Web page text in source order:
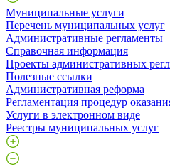
Муниципальные услуги
Перечень муниципальных услуг
Административные регламенты
Справочная информация
Проекты административных
Полезные ссылки
Административная реформа
Регламентация процедур
Услуги в электронном виде
Реестры муниципальных услуг